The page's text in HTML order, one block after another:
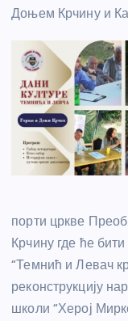
Доњем Крчину и
порти цркве
Крчину где ће
“Темнић и Левач
реконструкцију
школи “Херој